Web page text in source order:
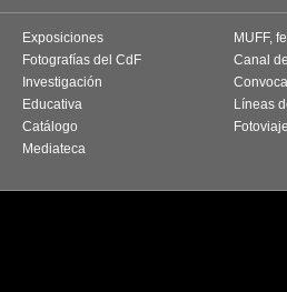
Exposiciones
Fotografías del CdF
Investigación
Educativa
Catálogo
Mediateca
MUFF,
Canal
Líneas